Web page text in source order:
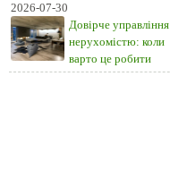
2026-07-30
Довірче управління
нерухомістю: коли
варто це робити